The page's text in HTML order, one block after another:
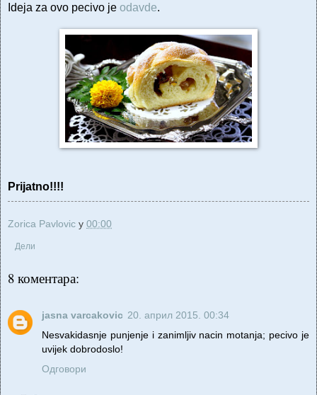
Ideja za ovo pecivo je odavde.
Prijatno!!!!
Zorica Pavlovic у 00:00
Дели
8 коментара:
jasna varcakovic 20. април 2015. 00:34
Nesvakidasnje punjenje i zanimljiv nacin motanja; pecivo je
uvijek dobrodoslo!
Одговори